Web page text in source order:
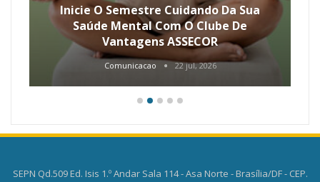
Inicie O Semestre Cuidando Da Sua
Saúde Mental Com O Clube De
Vantagens ASSECOR
Comunicacao 22 jul, 2026
SEPN Qd.509 Ed. Isis 1.º Andar Sala 114 - Asa Norte - Brasília/DF - CEP.